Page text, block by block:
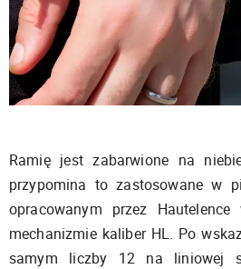
Ramię jest zabarwione na
przypomina to zastosowane w
opracowanym przez
mechanizmie kaliber HL. Po
samym liczby 12 na liniowej